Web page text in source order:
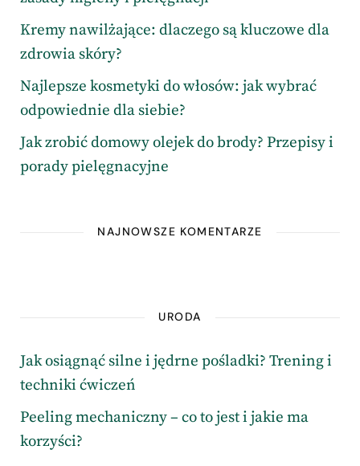
Kremy nawilżające: dlaczego są kluczowe dla
zdrowia skóry?
Najlepsze kosmetyki do włosów: jak wybrać
odpowiednie dla siebie?
Jak zrobić domowy olejek do brody? Przepisy i
porady pielęgnacyjne
NAJNOWSZE KOMENTARZE
URODA
Jak osiągnąć silne i jędrne pośladki? Trening i
techniki ćwiczeń
Peeling mechaniczny – co to jest i jakie ma
korzyści?